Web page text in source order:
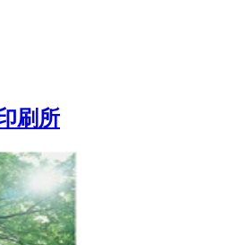
刷所